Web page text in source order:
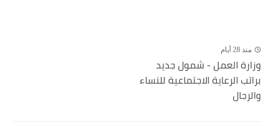
منذ 28 أيام
وزارة العمل - شمول جديد
براتب الرعاية الاجتماعية للنساء
والرجال